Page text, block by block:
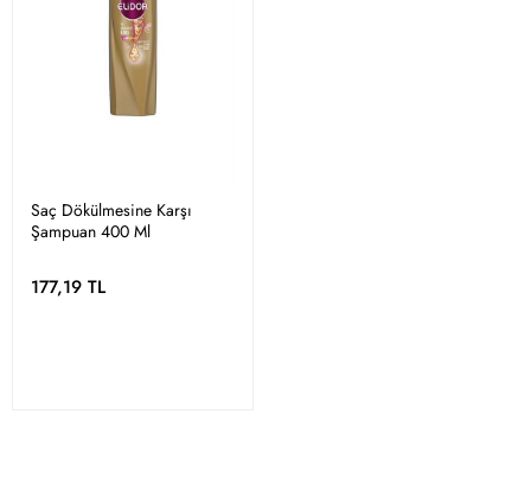
Saç Dökülmesine Karşı
Şampuan 400 Ml
177,19 TL